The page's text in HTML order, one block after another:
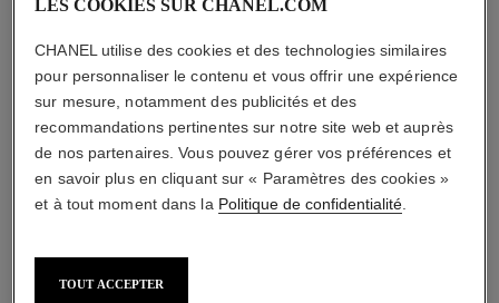
rouge coco baume – satiné
LES COOKIES SUR CHANEL.COM
CHANEL utilise des cookies et des technologies similaires
pour personnaliser le contenu et vous offrir une expérience
sur mesure, notamment des publicités et des
recommandations pertinentes sur notre site web et auprès
de nos partenaires. Vous pouvez gérer vos préférences et
en savoir plus en cliquant sur « Paramètres des cookies »
et à tout moment dans la Politique de confidentialité.
TOUT ACCEPTER